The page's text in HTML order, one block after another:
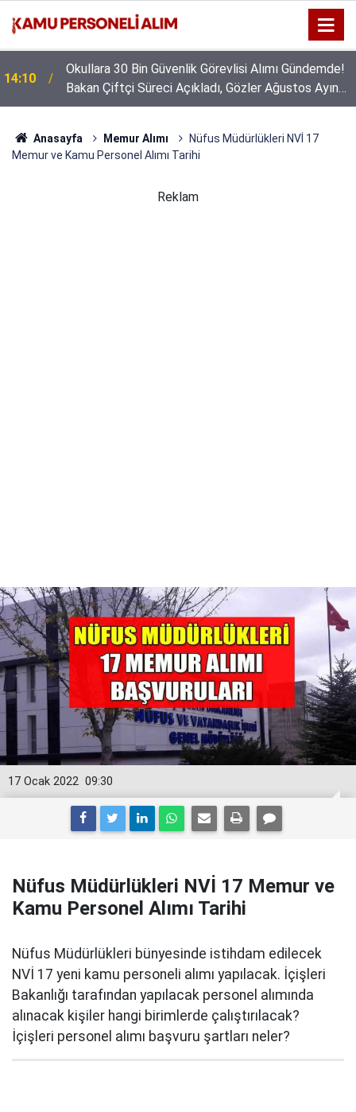
14:10
Okullara 30 Bin Güvenlik Görevlisi Alımı Gündemde!
Bakan Çiftçi Süreci Açıkladı, Gözler Ağustos Ayına
Çevrildi
Anasayfa Memur Alımı
Nüfus Müdürlükleri NVİ 17
Memur ve Kamu Personel Alımı Tarihi
Reklam
09:30
17 Ocak 2022
Nüfus Müdürlükleri NVİ 17 Memur ve
Kamu Personel Alımı Tarihi
Nüfus Müdürlükleri bünyesinde istihdam edilecek
NVİ 17 yeni kamu personeli alımı yapılacak. İçişleri
Bakanlığı tarafından yapılacak personel alımında
alınacak kişiler hangi birimlerde çalıştırılacak?
İçişleri personel alımı başvuru şartları neler?